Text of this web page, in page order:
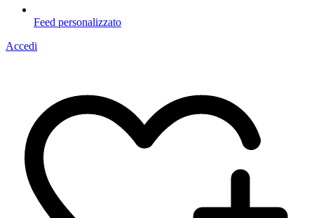
Feed personalizzato
Accedi